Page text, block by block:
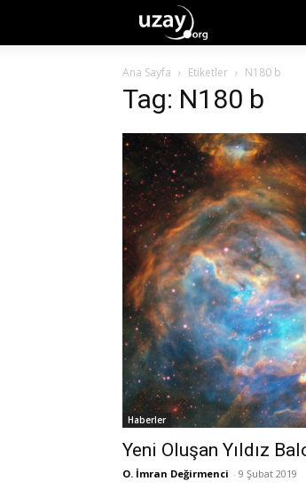
Ana Sayfa Etiketler N180 b
Tag: N180 b
Haberler
Yeni Oluşan Yıldız
O. İmran Değirmenci - 9 Şubat 2019